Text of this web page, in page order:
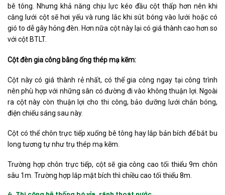
bê tông. Nhưng khả năng chịu lực kéo đầu cột thấp hơn nên khi
căng lưới cột sẽ hơi yếu và rung lắc khi sút bóng vào lưới hoặc có
gió to dễ gây hỏng đèn. Hơn nữa cột này lại có giá thành cao hơn so
với cột BTLT.
Cột đèn gia công bằng ống thép mạ kẽm:
Cột này có giá thành rẻ nhất, có thể gia công ngay tại công trình
nên phù hợp với những sân có đường đi vào không thuận lợi. Ngoài
ra cột này còn thuận lợi cho thi công, bảo dưỡng lưới chắn bóng,
điện chiếu sáng sau này.
Cột có thể chôn trực tiếp xuống bê tông hay lắp bản bích để bắt bu
long tương tự như trụ thép mạ kẽm.
Trường hợp chôn trực tiếp, cột sẽ gia công cao tối thiểu 9m chôn
sâu 1m. Trường hợp lắp mặt bích thì chiều cao tối thiểu 8m.